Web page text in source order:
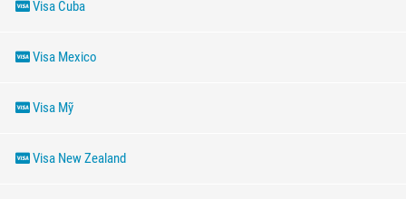
Visa Cuba
Visa Mexico
Visa Mỹ
Visa New Zealand